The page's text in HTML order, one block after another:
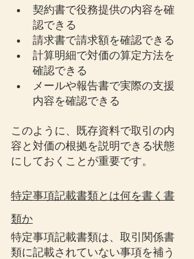
契約書で役務提供の内容を確
認できる
請求書で請求額を確認できる
計算明細で対価の算定方法を
確認できる
メールや報告書で実際の支援
内容を確認できる
このように、既存資料で取引の内
容と対価の根拠を説明できる状態
にしておくことが重要です。
特定事項記載書類とは何を書く書
類か
特定事項記載書類は、取引関係書
類に記載されていない事項を補う